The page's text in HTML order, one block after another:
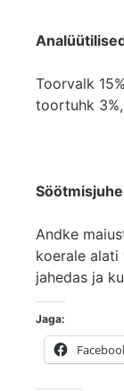
Toorvalk
toortuhk
Andke
koerale alati
jahedas ja
Jaga: